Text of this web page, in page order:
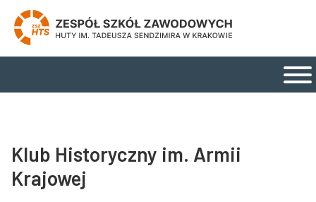
Zespół Szkół Zawodowych Huty im. Tadeusza
Klub Historyczny im. Armii
Krajowej